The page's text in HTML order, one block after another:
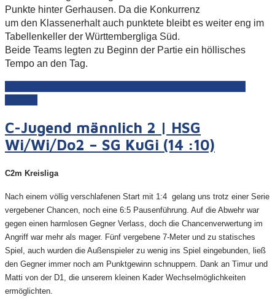
Punkte hinter Gerhausen. Da die Konkurrenz
um den Klassenerhalt auch punktete bleibt es weiter eng im
Tabellenkeller der Württembergliga Süd.
Beide Teams legten zu Beginn der Partie ein höllisches
Tempo an den Tag.
C-Jugend männlich 2 | HSG
Wi/Wi/Do2 – SG KuGi (14 :10)
C2m Kreisliga
Nach einem völlig verschlafenen Start mit 1:4 gelang uns trotz einer Serie
vergebener Chancen, noch eine 6:5 Pausenführung. Auf die Abwehr war
gegen einen harmlosen Gegner Verlass, doch die Chancenverwertung im
Angriff war mehr als mager. Fünf vergebene 7-Meter und zu statisches
Spiel, auch wurden die Außenspieler zu wenig ins Spiel eingebunden, ließ
den Gegner immer noch am Punktgewinn schnuppern. Dank an Timur und
Matti von der D1, die unserem kleinen Kader Wechselmöglichkeiten
ermöglichten.